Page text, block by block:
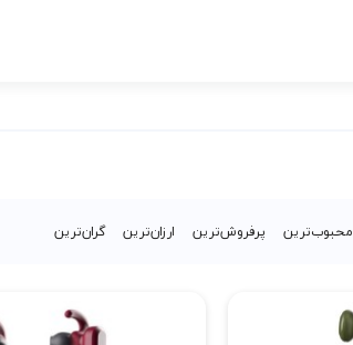
محبوب‌‌ترین پرفروش‌ترین ارزان‌ترین گران‌ترین